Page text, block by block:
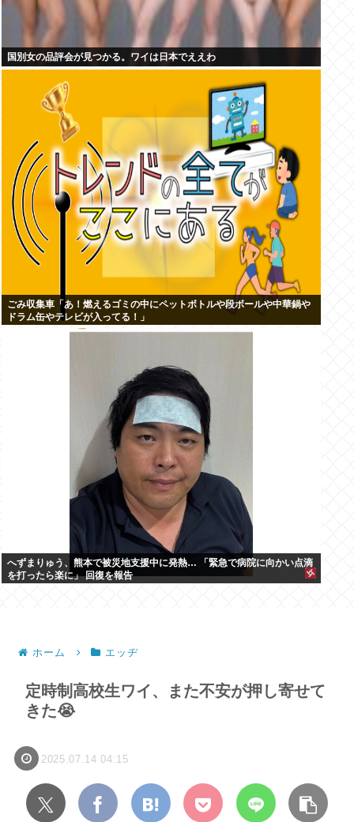
国別女の品評会が見つかる。ワイは日本でええわ
ごみ収集車「あ！燃えるゴミの中にペットボトルや段ボールや中華鍋や
ドラム缶やテレビが入ってる！」
へずまりゅう、熊本で被災地支援中に発熱… 「緊急で病院に向かい点滴
を打ったら楽に」 回復を報告
ホーム エッヂ
定時制高校生ワイ、また不安が押し寄せて
きた😭
2025.07.14 04:15